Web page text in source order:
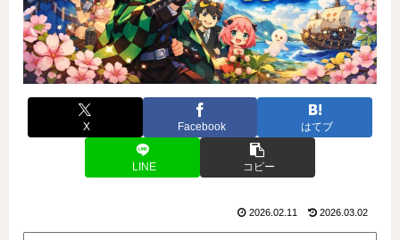
X Facebook はてブ
LINE コピー
2026.02.11 2026.03.02